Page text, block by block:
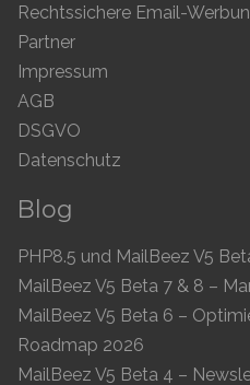
Partner
Impressum
AGB
DSGVO
Datenschutz
Blog
Roadmap 2026